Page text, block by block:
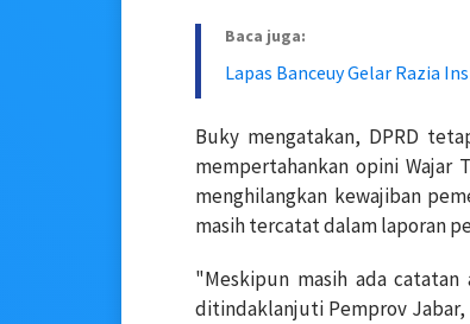
Baca juga:
Lapas Banceuy Gelar Razia
Buky mengatakan, DPRD
mempertahankan opini Wajar
menghilangkan kewajiban
masih tercatat dalam laporan
"Meskipun masih ada
ditindaklanjuti Pemprov Jabar,